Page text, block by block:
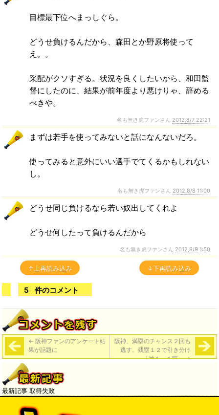
目標最下位へまっしぐら。
どうせ負けるんだから、森田とか野原将使って
え。。
采配がクソすぎる。状況を良くしたいから、和田監
督にしたのに、結果が前年度より悪けりゃ、辞める
べきや。
名も無き虎ファンさん 2012,8/7 22:21
まずは若手を使ってみないと話になんないだろ。
使ってみると意外にいい選手でてくるかもしれない
し。
名も無き虎ファンさん 2012,8/8 11:00
どうせ同じ負けるなら若い奴出してくれよ
どうせ何したって負けるんだから
名も無き虎ファンさん 2012,8/9 1:50
↑上再読み込み ↓下再読み込み
5 件のコメント
← 阪神ファンのアンケート結
果が話題に
阪神、満塁のチャンス２回も
逃す。残塁１２で引き分け
「神１－１巨」→
最新記事 取得失敗